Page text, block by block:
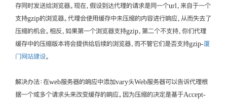
存同时发送给浏览器。现在，假设到达代理的请求是同一个url，来自于一个
支持gzip的浏览器。代理会使用缓存中未压缩的内容进行响应，从而失去了
压缩的机会。相反，如果第一个浏览器支持gzip，第二个不支持，你们代理
缓存中的压缩版本将会提供给后续的浏览器，而不管它们是否支持gzip-厦
门网站建设。
解决办法：在web服务器的响应中添加vary头Web服务器可以告诉代理根
据一个或多个请求头来改变缓存的响应。因为压缩的决定是基于Accept-